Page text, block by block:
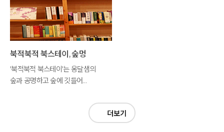
북적북적 북스테이, 숲멍
'북적북적 북스테이'는 옹달샘의
숲과 공명하고 숲에 깃들어
더보기